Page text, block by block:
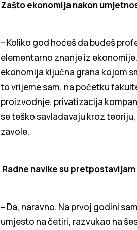
Zašto ekonomija nakon
– Koliko god hoćeš da budeš
elementarno znanje iz
ekonomija ključna grana kojom
to vrijeme sam, na početku
proizvodnje, privatizacija
se teško savladavaju kroz
zavole.
Radne navike su
– Da, naravno. Na prvoj godini
umjesto na četiri, razvukao na